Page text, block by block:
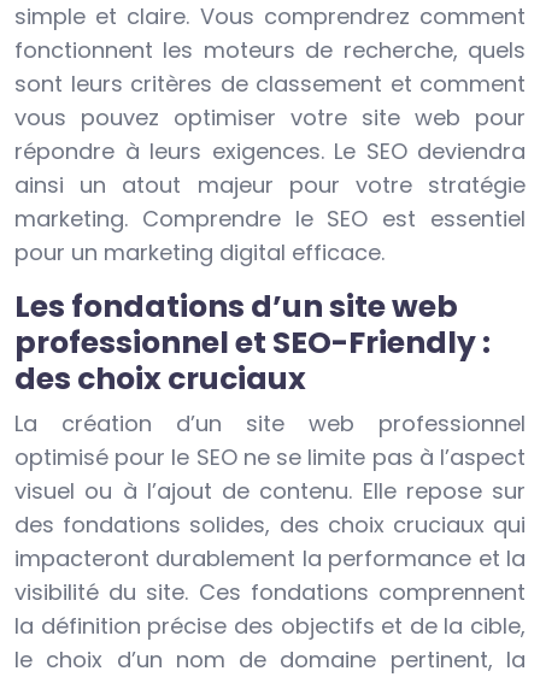
simple et claire. Vous comprendrez comment
fonctionnent les moteurs de recherche, quels
sont leurs critères de classement et comment
vous pouvez optimiser votre site web pour
répondre à leurs exigences. Le SEO deviendra
ainsi un atout majeur pour votre stratégie
marketing. Comprendre le SEO est essentiel
pour un marketing digital efficace.
Les fondations d’un site web
professionnel et SEO-Friendly :
des choix cruciaux
La création d’un site web professionnel
optimisé pour le SEO ne se limite pas à l’aspect
visuel ou à l’ajout de contenu. Elle repose sur
des fondations solides, des choix cruciaux qui
impacteront durablement la performance et la
visibilité du site. Ces fondations comprennent
la définition précise des objectifs et de la cible,
le choix d’un nom de domaine pertinent, la